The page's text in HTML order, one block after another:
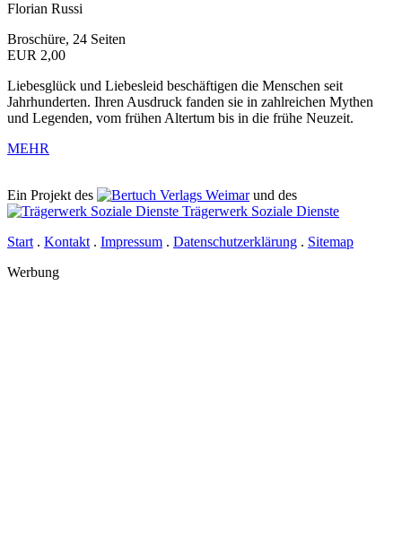
Florian Russi
Broschüre, 24 Seiten
EUR 2,00
Liebesglück und Liebesleid beschäftigen die Menschen seit
Jahrhunderten. Ihren Ausdruck fanden sie in zahlreichen Mythen
und Legenden, vom frühen Altertum bis in die frühe Neuzeit.
MEHR
Ein Projekt des Verlags Weimarund des
Trägerwerk Soziale Dienste
Start . Kontakt . Impressum . Datenschutz­erklärung . Sitemap
Werbung